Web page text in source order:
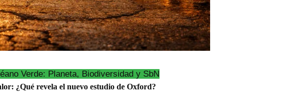
Verde: Planeta, Biodiversidad y SbN
¿Qué revela el nuevo estudio de Oxford?